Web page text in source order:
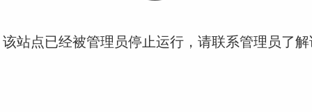
站点已经被管理员停止运行，请联系管理员了